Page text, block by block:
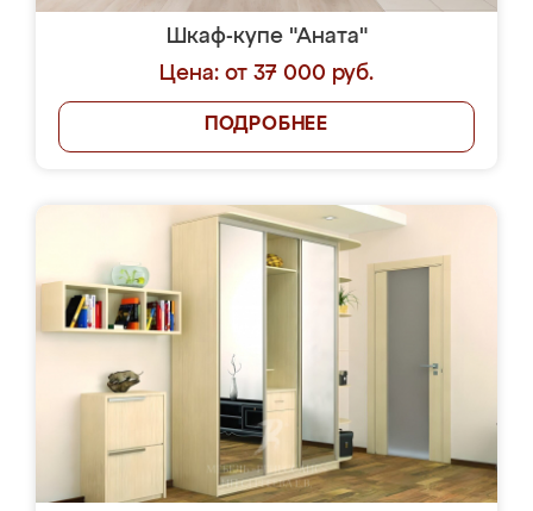
Шкаф-купе "Аната"
Цена: от 37 000 руб.
ПОДРОБНЕЕ